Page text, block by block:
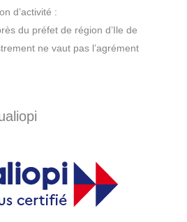
d’activité :
du préfet de région d’Ile de
ne vaut pas l’agrément